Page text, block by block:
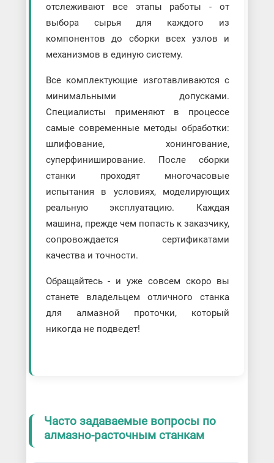
отслеживают все этапы работы - от
выбора сырья для каждого из
компонентов до сборки всех узлов и
механизмов в единую систему.
Все комплектующие изготавливаются с
минимальными допусками.
Специалисты применяют в процессе
самые современные методы обработки:
шлифование, хонингование,
суперфиниширование. После сборки
станки проходят многочасовые
испытания в условиях, моделирующих
реальную эксплуатацию. Каждая
машина, прежде чем попасть к заказчику,
сопровождается сертификатами
качества и точности.
Обращайтесь - и уже совсем скоро вы
станете владельцем отличного станка
для алмазной проточки, который
никогда не подведет!
Часто задаваемые вопросы по
алмазно-расточным станкам